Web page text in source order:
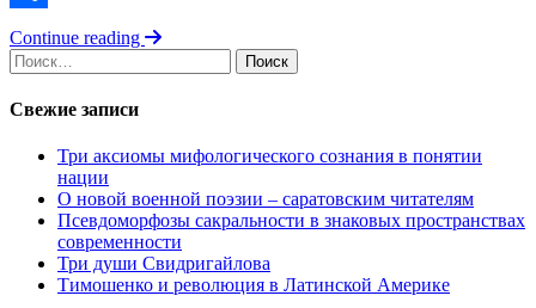
Отправить
Continue reading
Найти:
Свежие записи
Три аксиомы мифологического сознания в понятии
нации
О новой военной поэзии – саратовским читателям
Псевдоморфозы сакральности в знаковых пространствах
современности
Три души Свидригайлова
Тимошенко и революция в Латинской Америке